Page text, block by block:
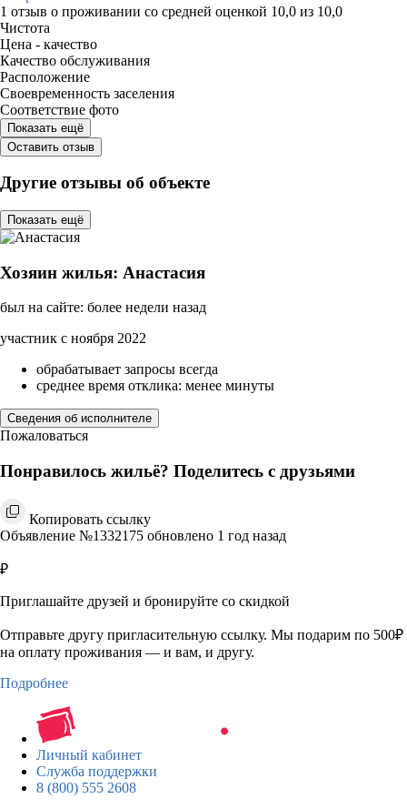
1 отзыв о проживании со средней оценкой 10,0 из 10,0
Чистота
Цена - качество
Качество обслуживания
Расположение
Своевременность заселения
Соответствие фото
Показать ещё
Оставить отзыв
Другие отзывы об объекте
Показать ещё
Хозяин жилья: Анастасия
был на сайте: более недели назад
участник с ноября 2022
обрабатывает запросы всегда
среднее время отклика: менее минуты
Сведения об исполнителе
Пожаловаться
Понравилось жильё? Поделитесь с друзьями
Копировать ссылку
Объявление №1332175 обновлено 1 год назад
₽
Приглашайте друзей и бронируйте со скидкой
Отправьте другу пригласительную ссылку. Мы подарим по 500₽
на оплату проживания — и вам, и другу.
Подробнее
Личный кабинет
Служба поддержки
8 (800) 555 2608